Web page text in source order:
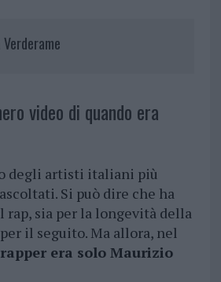
video di quando era
degli artisti italiani più
Si può dire che ha
rap, sia per la longevità della
il seguito. Ma allora, nel
era solo Maurizio